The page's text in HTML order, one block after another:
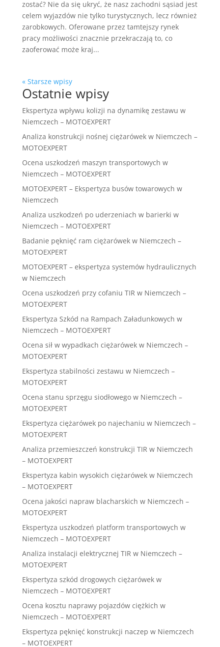
zostać? Nie da się ukryć, że nasz zachodni sąsiad jest
celem wyjazdów nie tylko turystycznych, lecz również
zarobkowych. Oferowane przez tamtejszy rynek
pracy możliwości znacznie przekraczają to, co
zaoferować może kraj...
« Starsze wpisy
Ostatnie wpisy
Ekspertyza wpływu kolizji na dynamikę zestawu w
Niemczech – MOTOEXPERT
Analiza konstrukcji nośnej ciężarówek w Niemczech –
MOTOEXPERT
Ocena uszkodzeń maszyn transportowych w
Niemczech – MOTOEXPERT
MOTOEXPERT – Ekspertyza busów towarowych w
Niemczech
Analiza uszkodzeń po uderzeniach w barierki w
Niemczech – MOTOEXPERT
Badanie pęknięć ram ciężarówek w Niemczech –
MOTOEXPERT
MOTOEXPERT – ekspertyza systemów hydraulicznych
w Niemczech
Ocena uszkodzeń przy cofaniu TIR w Niemczech –
MOTOEXPERT
Ekspertyza Szkód na Rampach Załadunkowych w
Niemczech – MOTOEXPERT
Ocena sił w wypadkach ciężarówek w Niemczech –
MOTOEXPERT
Ekspertyza stabilności zestawu w Niemczech –
MOTOEXPERT
Ocena stanu sprzęgu siodłowego w Niemczech –
MOTOEXPERT
Ekspertyza ciężarówek po najechaniu w Niemczech –
MOTOEXPERT
Analiza przemieszczeń konstrukcji TIR w Niemczech
– MOTOEXPERT
Ekspertyza kabin wysokich ciężarówek w Niemczech
– MOTOEXPERT
Ocena jakości napraw blacharskich w Niemczech –
MOTOEXPERT
Ekspertyza uszkodzeń platform transportowych w
Niemczech – MOTOEXPERT
Analiza instalacji elektrycznej TIR w Niemczech –
MOTOEXPERT
Ekspertyza szkód drogowych ciężarówek w
Niemczech – MOTOEXPERT
Ocena kosztu naprawy pojazdów ciężkich w
Niemczech – MOTOEXPERT
Ekspertyza pęknięć konstrukcji naczep w Niemczech
– MOTOEXPERT